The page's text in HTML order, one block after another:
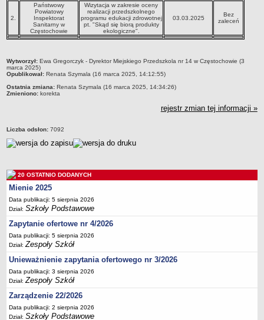
Specjalny Ośrodek nr 1
Specjalny Ośrodek nr 5
BURSA MIEJSKA
Statut
Majątek
Godziny dyżurów
Kontrole
Sprawozdania
Deklaracja dostępności
PORADNIE PSYCHOLOGICZNO-PEDAGOGICZNE
Zespół Poradni
BIURO FINANSÓW OŚWIATY
Dane podstawowe
Statut
Godziny dyżurów
Ogłoszenia
Zarządzenia
2.
Państwowy
Powiatowy
Inspektorat
Sanitarny w
Częstochowie
Wizytacja w zakresie oceny
realizacji przedszkolnego
programu edukacji zdrowotnej
pt. "Skąd się biorą produkty
ekologiczne".
03.03.2025
Bez
zaleceń
metryczka
Wytworzył: Ewa Gregorczyk - Dyrektor Miejskiego Przedszkola nr 14 w Częstochowie (3
marca 2025)
Opublikował: Renata Szymala (16 marca 2025, 14:12:55)
Ostatnia zmiana: Renata Szymala (16 marca 2025, 14:34:26)
Zmieniono: korekta
rejestr zmian tej informacji »
Liczba odsłon: 7092
20 OSTATNIO DODANYCH
Mienie 2025
Data publikacji: 5 sierpnia 2026
Dział:Szkoły Podstawowe
Zapytanie ofertowe nr 4/2026
Data publikacji: 5 sierpnia 2026
Dział:Zespoły Szkół
Unieważnienie zapytania ofertowego nr 3/2026
Data publikacji: 3 sierpnia 2026
Dział:Zespoły Szkół
Zarządzenie 22/2026
Data publikacji: 2 sierpnia 2026
Dział:Szkoły Podstawowe